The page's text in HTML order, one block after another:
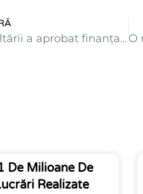
Ministerul Dezvoltării a aprobat finanțarea unui obiectiv strategic necesar pentru…
De Milioane De
Realizate